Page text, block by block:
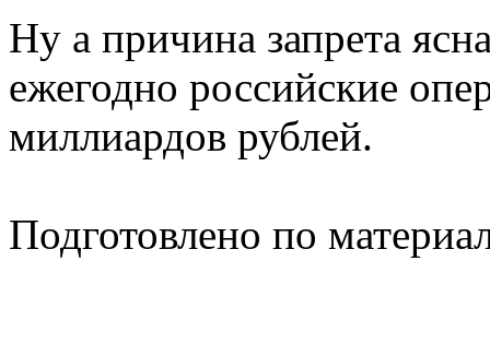
Ну а причина запрета
ежегодно российские
миллиардов рублей.
Подготовлено по